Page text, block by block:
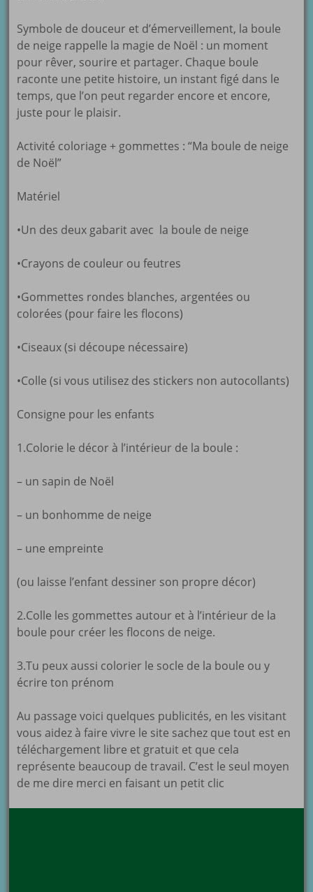
Symbole de douceur et d’émerveillement, la boule
de neige rappelle la magie de Noël : un moment
pour rêver, sourire et partager. Chaque boule
raconte une petite histoire, un instant figé dans le
temps, que l’on peut regarder encore et encore,
juste pour le plaisir.
Activité coloriage + gommettes : “Ma boule de neige
de Noël”
Matériel
•Un des deux gabarit avec la boule de neige
•Crayons de couleur ou feutres
•Gommettes rondes blanches, argentées ou
colorées (pour faire les flocons)
•Ciseaux (si découpe nécessaire)
•Colle (si vous utilisez des stickers non autocollants)
Consigne pour les enfants
1.Colorie le décor à l’intérieur de la boule :
– un sapin de Noël
– un bonhomme de neige
– une empreinte
(ou laisse l’enfant dessiner son propre décor)
2.Colle les gommettes autour et à l’intérieur de la
boule pour créer les flocons de neige.
3.Tu peux aussi colorier le socle de la boule ou y
écrire ton prénom
Au passage voici quelques publicités, en les visitant
vous aidez à faire vivre le site sachez que tout est en
téléchargement libre et gratuit et que cela
représente beaucoup de travail. C’est le seul moyen
de me dire merci en faisant un petit clic